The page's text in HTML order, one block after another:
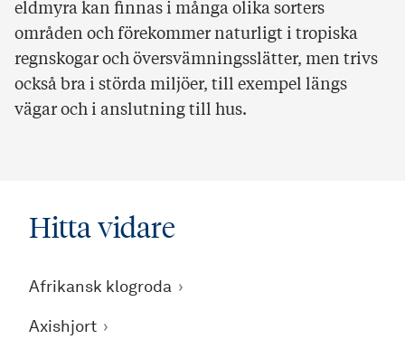
eldmyra kan finnas i många olika sorters
områden och förekommer naturligt i tropiska
regnskogar och översvämningsslätter, men trivs
också bra i störda miljöer, till exempel längs
vägar och i anslutning till hus.
Hitta vidare
Afrikansk klogroda
Axishjort